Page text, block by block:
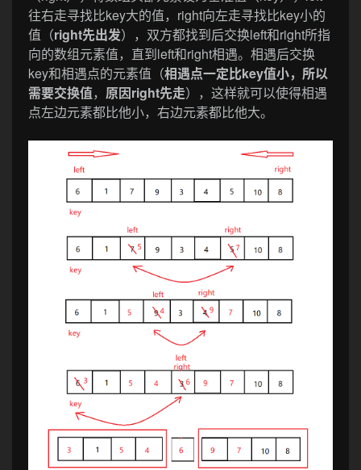
往右走寻找比key大的值，right向左走寻找比key小的
值（right先出发），双方都找到后交换left和right所指
向的数组元素值，直到left和right相遇。相遇后交换
key和相遇点的元素值（相遇点一定比key值小，所以
需要交换值， 原因right先走），这样就可以使得相遇
点左边元素都比他小，右边元素都比他大。